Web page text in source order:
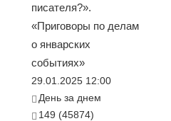
писателя?».
«Приговоры по делам
о январских
событиях»
29.01.2025 12:00
День за днем
149 (45874)